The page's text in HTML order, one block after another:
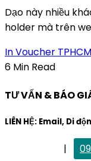
Dạo này nhiều
holder mà trên
In Voucher
6 Min Read
TƯ VẤN & BÁO
LIÊN HỆ: Email, Di
|